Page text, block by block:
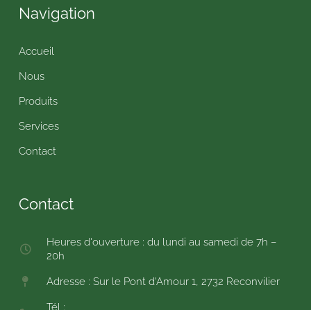
Navigation
Accueil
Nous
Produits
Services
Contact
Contact
Heures d'ouverture : du lundi au samedi de 7h –
20h
Adresse : Sur le Pont d'Amour 1, 2732 Reconvilier
Tél :